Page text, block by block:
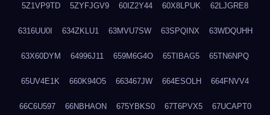
5Z1VP9TD 5ZYFJGV9 60IZ2Y44 60X8LPUK 62LJGRE8
6316UU0I 634ZKLU1 63MVU7SW 63SPQINX 63WDQUHH
63X60DYM 64996J11 659M6G4O 65TIBAG5 65TN6NPQ
65UV4E1K 660K94O5 663467JW 664ESOLH 664FNVV4
66C6U597 66NBHAON 675YBKS0 67T6PVX5 67UCAPT0